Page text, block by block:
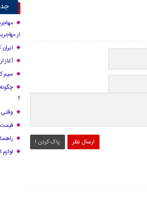
ارسال نظر پاک کردن !
از
آغاز
سیم
؟
وقتی
قیمت